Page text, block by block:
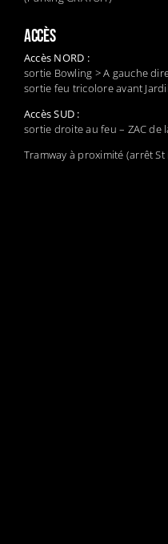
ACCÈS
Accès NORD :
sortie Bowling > A gauche
sortie feu tricolore avant
Accès SUD :
sortie droite au feu – ZAC de
Tramway à proximité (arrêt St